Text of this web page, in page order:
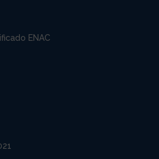
ENAC